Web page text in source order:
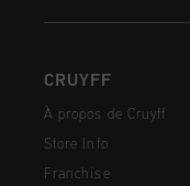
CRUYFF
À propos de Cruyff
Store Info
Franchise